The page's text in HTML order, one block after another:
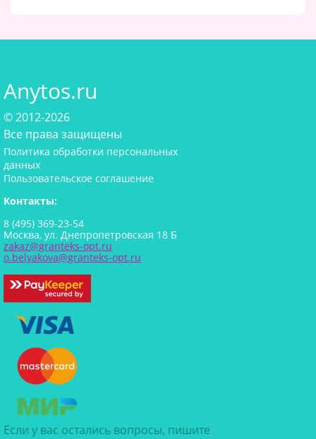
Anytos.ru
© 2012-2026
Все права защищены
Политика обработки персональных
данных
Пользовательское соглашение
Контакты:
8 (495) 369-23-54
Москва, ул. Днепропетровская 18 Б
zakaz@granteks-opt.ru
o.belyakova@granteks-opt.ru
Если у вас остались вопросы, пишите